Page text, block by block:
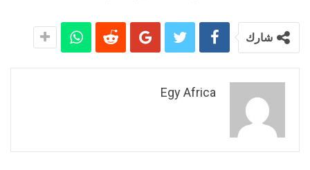
شارك
Egy Africa